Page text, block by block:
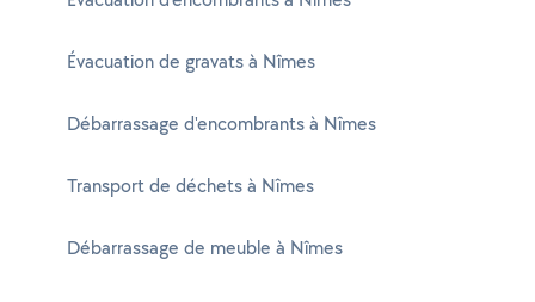
Évacuation de gravats à Nîmes
Débarrassage d'encombrants à Nîmes
Transport de déchets à Nîmes
Débarrassage de meuble à Nîmes